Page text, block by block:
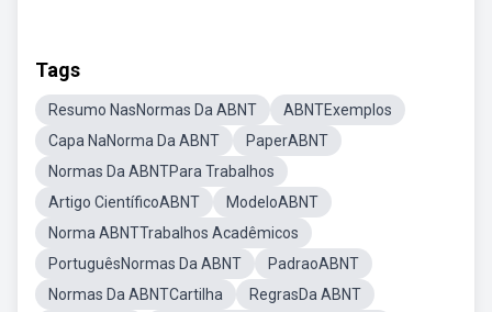
Tags
Resumo NasNormas Da ABNT
ABNTExemplos
Capa NaNorma Da ABNT
PaperABNT
Normas Da ABNTPara Trabalhos
Artigo CientíficoABNT
ModeloABNT
Norma ABNTTrabalhos Acadêmicos
PortuguêsNormas Da ABNT
PadraoABNT
Normas Da ABNTCartilha
RegrasDa ABNT